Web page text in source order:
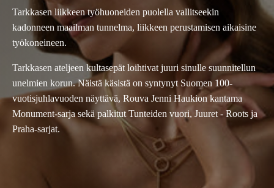
Tarkkasen liikkeen työhuoneiden puolella vallitseekin
kadonneen maailman tunnelma, liikkeen perustamisen aikaisine
työkoneineen.
Tarkkasen ateljeen kultasepät loihtivat juuri sinulle suunnitellun
unelmien korun. Näistä käsistä on syntynyt Suomen 100-
vuotisjuhlavuoden näyttävä, Rouva Jenni Haukion kantama
Monument-sarja sekä palkitut Tunteiden vuori, Juuret - Roots ja
Praha-sarjat.